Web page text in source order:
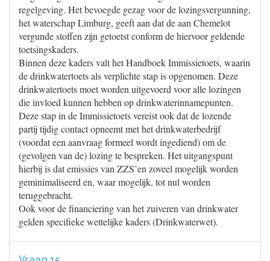
regelgeving. Het bevoegde gezag voor de lozingsvergunning,
het waterschap Limburg, geeft aan dat de aan Chemelot
vergunde stoffen zijn getoetst conform de hiervoor geldende
toetsingskaders.
Binnen deze kaders valt het Handboek Immissietoets, waarin
de drinkwatertoets als verplichte stap is opgenomen. Deze
drinkwatertoets moet worden uitgevoerd voor alle lozingen
die invloed kunnen hebben op drinkwaterinnamepunten.
Deze stap in de Immissietoets vereist ook dat de lozende
partij tijdig contact opneemt met het drinkwaterbedrijf
(voordat een aanvraag formeel wordt ingediend) om de
(gevolgen van de) lozing te bespreken. Het uitgangspunt
hierbij is dat emissies van ZZS’en zoveel mogelijk worden
geminimaliseerd en, waar mogelijk, tot nul worden
teruggebracht.
Ook voor de financiering van het zuiveren van drinkwater
gelden specifieke wettelijke kaders (Drinkwaterwet).